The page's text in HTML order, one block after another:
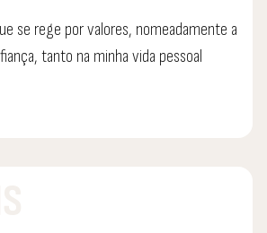
se rege por valores, nomeadamente a
tanto na minha vida pessoal
e personalizado,